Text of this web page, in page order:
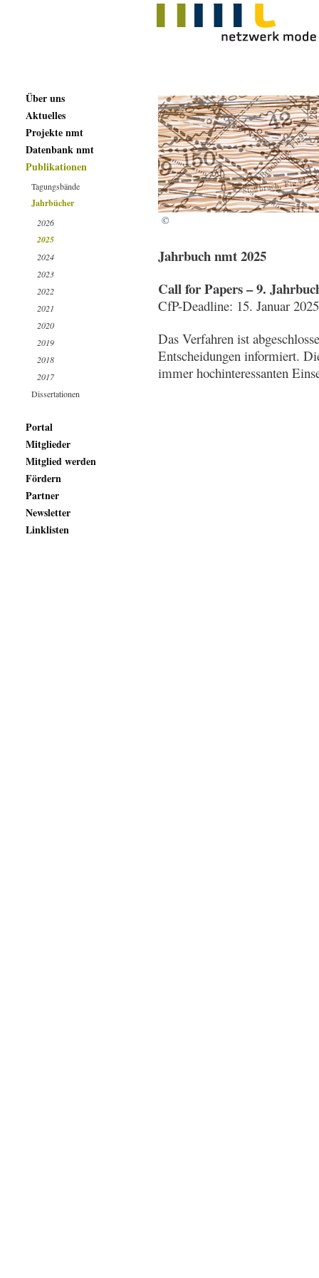
©
Jahrbuch nmt 2025
Call for Papers – 9.
CfP-Deadline: 15. Januar 2025
Das Verfahren ist
Entscheidungen informiert.
immer hochinteressanten
Über uns
Aktuelles
Projekte nmt
Datenbank nmt
Publikationen
Tagungsbände
Jahrbücher
2026
2025
2024
2023
2022
2021
2020
2019
2018
2017
Dissertationen
Portal
Mitglieder
Mitglied werden
Fördern
Partner
Newsletter
Linklisten